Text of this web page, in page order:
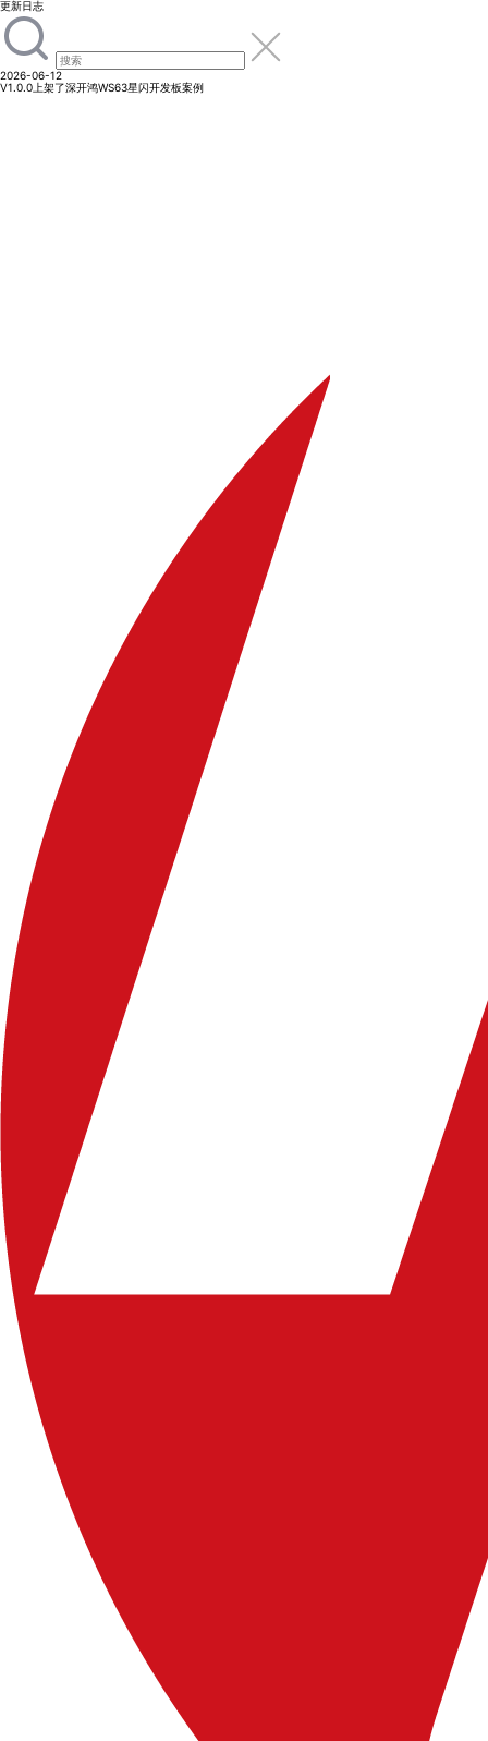
更新日志
2026-06-12
V1.0.0 上架了深开鸿WS63星闪开发板案例